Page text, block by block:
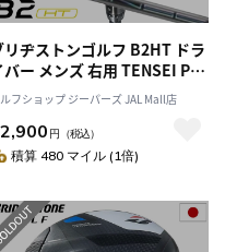
リヂストンゴルフ B2HT ドラ
バー メンズ 右用 TENSEI Pro
1K 50 カーボンシャフト
本正規品 2023年モデル
フショップ ジーパーズ JAL Mall店
円 （税込）
積算 480 マイル (1倍)